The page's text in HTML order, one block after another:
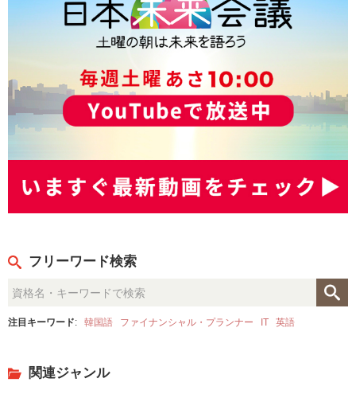
フリーワード検索
注目キーワード: 韓国語 ファイナンシャル・プランナー IT 英語
関連ジャンル